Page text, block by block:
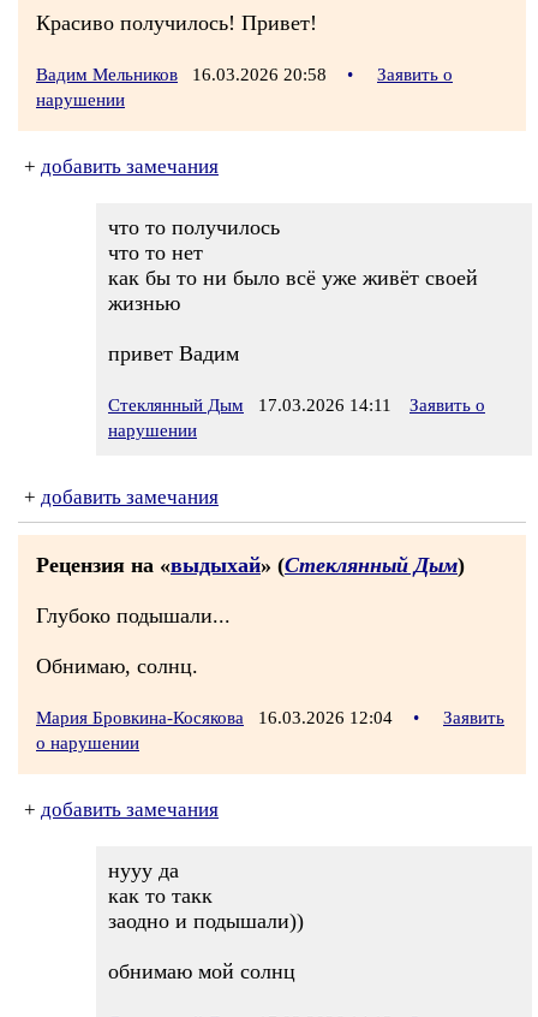
Красиво получилось! Привет!
Вадим Мельников 16.03.2026 20:58 •
Заявить о
нарушении
+ добавить замечания
что то получилось
что то нет
как бы то ни было всё уже живёт своей
жизнью
привет Вадим
Стеклянный Дым 17.03.2026 14:11
Заявить о
нарушении
+ добавить замечания
Рецензия на «выдыхай» (Стеклянный Дым)
Глубоко подышали...
Обнимаю, солнц.
Мария Бровкина-Косякова 16.03.2026 12:04 •
Заявить
о нарушении
+ добавить замечания
нууу да
как то такк
заодно и подышали))
обнимаю мой солнц